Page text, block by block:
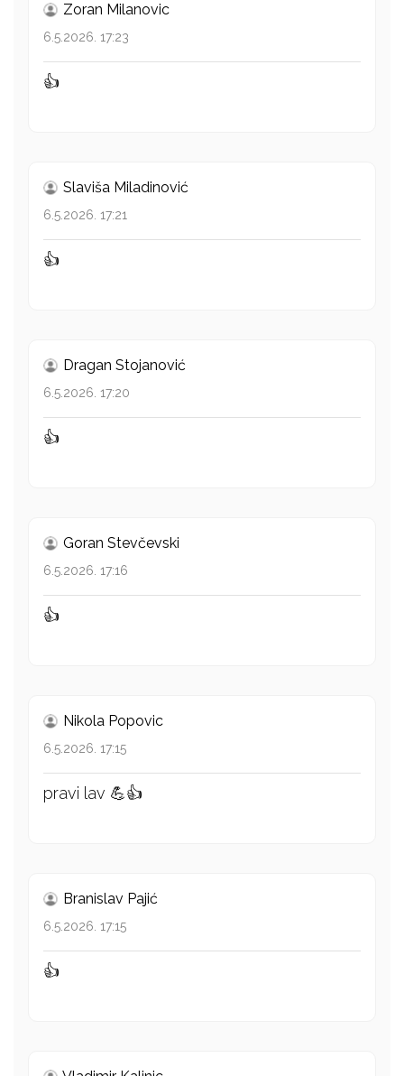
Zoran Milanovic
6.5.2026. 17:23
👍
Slaviša Miladinović
6.5.2026. 17:21
👍
Dragan Stojanović
6.5.2026. 17:20
👍
Goran Stevčevski
6.5.2026. 17:16
👍
Nikola Popovic
6.5.2026. 17:15
pravi lav 💪👍
Branislav Pajić
6.5.2026. 17:15
👍